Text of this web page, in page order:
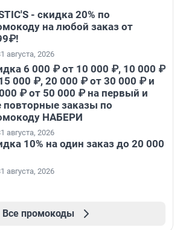
- скидка 20% по
на любой заказ от
августа, 2026
6 000 ₽ от 10 000 ₽, 10 000 ₽
000 ₽, 20 000 ₽ от 30 000 ₽ и
₽ от 50 000 ₽ на первый и
повторные заказы по
НАБЕРИ
августа, 2026
10% на один заказ до 20 000
августа, 2026
Все промокоды